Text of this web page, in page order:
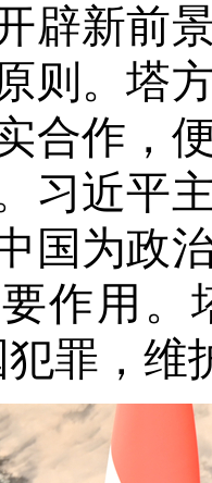
辟新前
则。塔
合作，
习近平
国为政
作用。
犯罪，维